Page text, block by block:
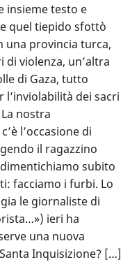
insieme testo e
quel tiepido sfottò
una provincia turca,
violenza, un’altra
di Gaza, tutto
l’inviolabilità dei sacri
nostra
l’occasione di
il ragazzino
subito
facciamo i furbi. Lo
le giornaliste di
ieri ha
una nuova
Inquisizione? […]